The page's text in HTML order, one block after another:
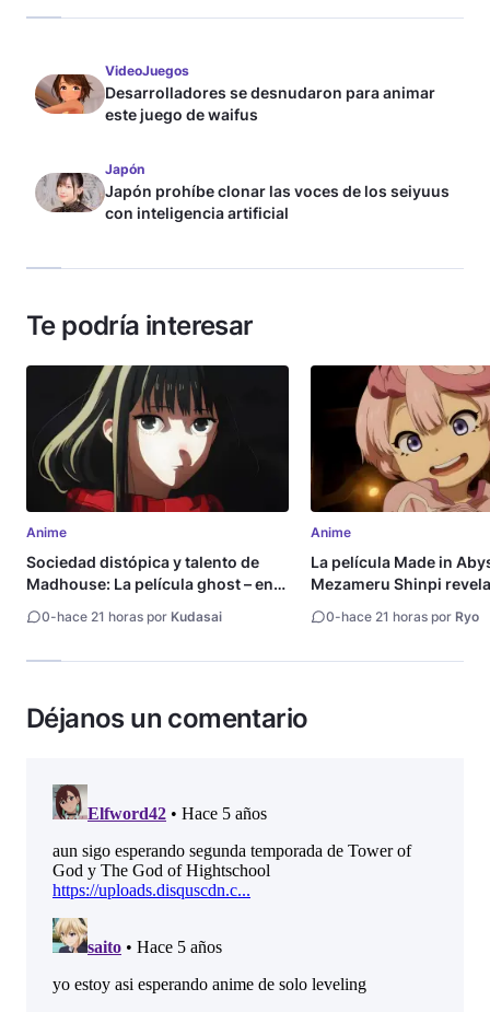
VideoJuegos
Desarrolladores se desnudaron para animar
este juego de waifus
Japón
Japón prohíbe clonar las voces de los seiyuus
con inteligencia artificial
Te podría interesar
Anime
Sociedad distópica y talento de
Madhouse: La película ghost – end
0-hace 21 horas por Kudasai
Anime
La película Made in
Mezameru Shinpi
0-hace 21 horas por Ryo
Déjanos un comentario